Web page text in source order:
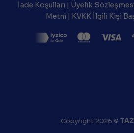
İade Koşulları | Üyelik
Metni | KVKK İlgili Kişi
Copyright 2026 ©